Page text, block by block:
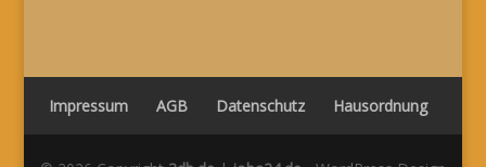
Impressum AGB Datenschutz Hausordnung